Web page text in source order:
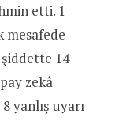
etti. 1
mesafede
14
zekâ
yanlış uyarı